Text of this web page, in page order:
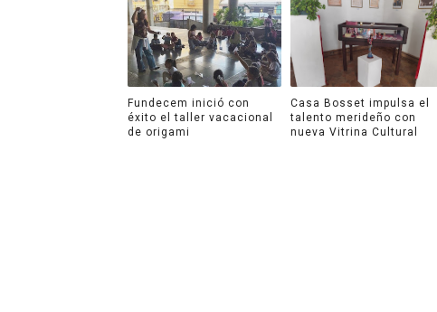
Fundecem inició con
éxito el taller vacacional
de origami
Casa Bosset impulsa el
talento merideño con
nueva Vitrina Cultural